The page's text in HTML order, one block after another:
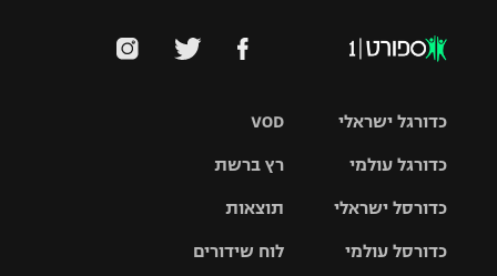
VOD
רץ ברשת
תוצאות
לוח שידורים
כדורגל ישראלי
כדורגל עולמי
האלופות
כדורסל ישראלי
כדורסל עולמי